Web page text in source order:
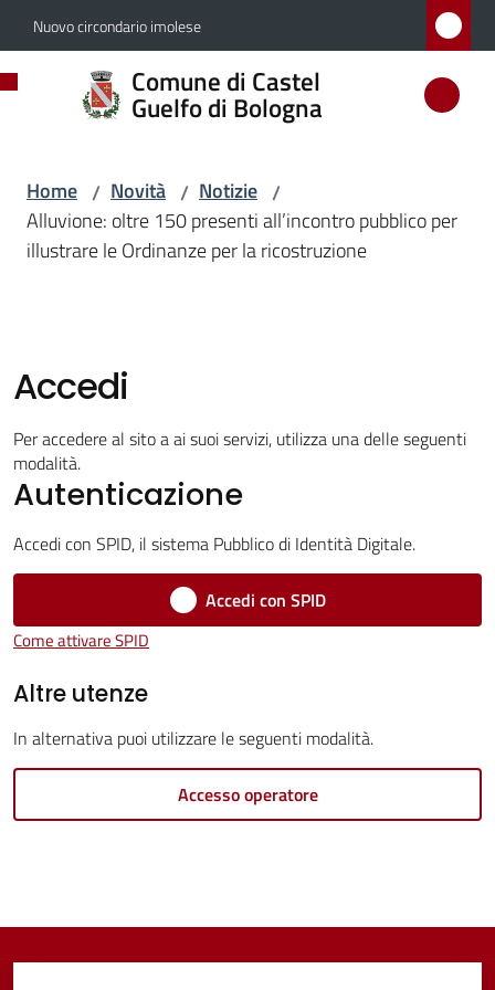
Vai al contenuto
Vai alla navigazione
Vai al footer
Nuovo circondario imolese
Comune di Castel
Guelfo di Bologna
Comune
di
di
Bologna
Novità
Menu selezionato
Servizi
Guelfo
Servizi
Home / Novità / Notizie /
Alluvione: oltre 150 presenti all’incontro pubblico per
illustrare le Ordinanze per la ricostruzione
Accedi
Per accedere al sito a ai suoi servizi, utilizza una delle seguenti
modalità.
Autenticazione
Accedi con SPID, il sistema Pubblico di Identità Digitale.
Accedi con SPID
Come attivare SPID
Altre utenze
In alternativa puoi utilizzare le seguenti modalità.
Accesso operatore